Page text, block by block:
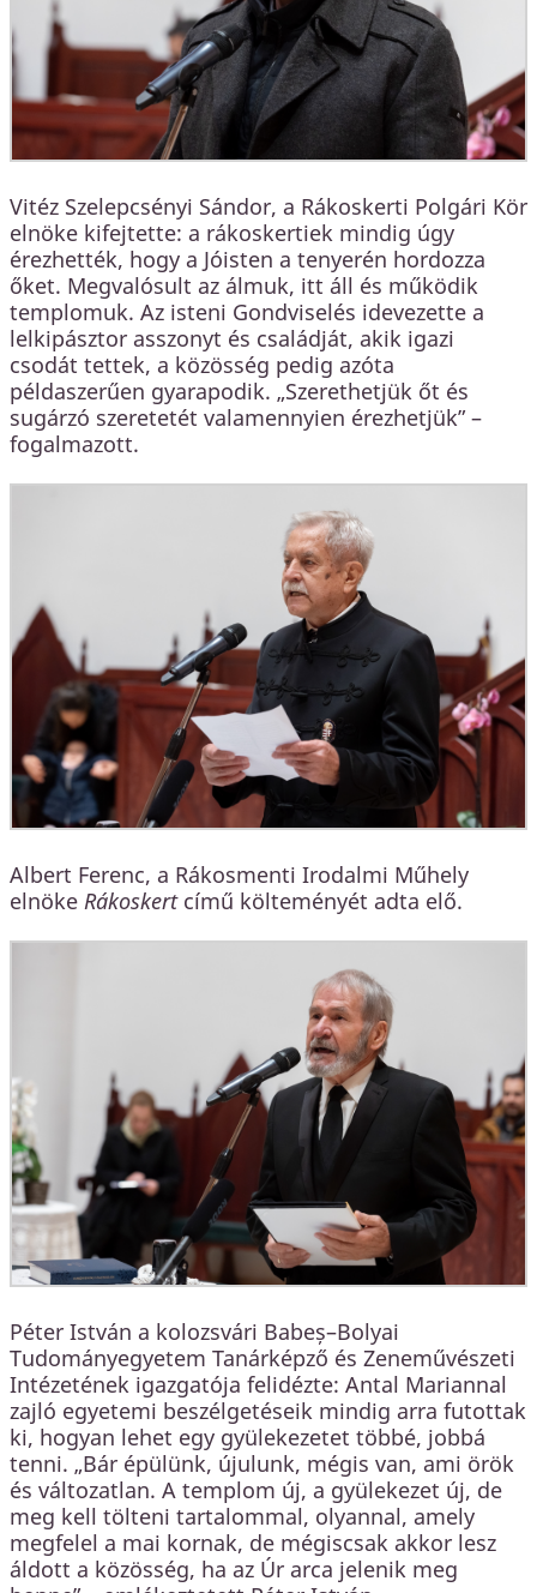
Vitéz Szelepcsényi Sándor, a Rákoskerti Polgári Kör
elnöke kifejtette: a rákoskertiek mindig úgy
érezhették, hogy a Jóisten a tenyerén hordozza
őket. Megvalósult az álmuk, itt áll és működik
templomuk. Az isteni Gondviselés idevezette a
lelkipásztor asszonyt és családját, akik igazi
csodát tettek, a közösség pedig azóta
példaszerűen gyarapodik. „Szerethetjük őt és
sugárzó szeretetét valamennyien érezhetjük” –
fogalmazott.
Albert Ferenc, a Rákosmenti Irodalmi Műhely
elnöke Rákoskertcímű költeményét adta elő.
Péter István a kolozsvári Babeș–Bolyai
Tudományegyetem Tanárképző és Zeneművészeti
Intézetének igazgatója felidézte: Antal Mariannal
zajló egyetemi beszélgetéseik mindig arra futottak
ki, hogyan lehet egy gyülekezetet többé, jobbá
tenni. „Bár épülünk, újulunk, mégis van, ami örök
és változatlan. A templom új, a gyülekezet új, de
meg kell tölteni tartalommal, olyannal, amely
megfelel a mai kornak, de mégiscsak akkor lesz
áldott a közösség, ha az Úr arca jelenik meg